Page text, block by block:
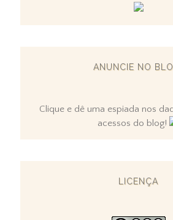
ANUNCIE NO
Clique e dê uma espiada nos
acessos do blog!
LICENÇA